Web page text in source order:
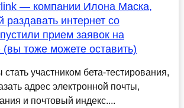
— компании Илона Маска,
интернет со
прием заявок на
тоже можете оставить)
стать участником бета-тестирования,
адрес электронной почты,
и почтовый индекс....